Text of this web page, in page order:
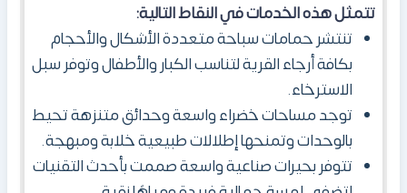
تتمثل هذه الخدمات في النقاط التالية:
تنتشر حمامات سباحة متعددة الأشكال والأحجام
بكافة أرجاء القرية لتناسب الكبار والأطفال وتوفر سبل
الاسترخاء.
توجد مساحات خضراء واسعة وحدائق متنزهة تحيط
بالوحدات وتمنحها إطلالات طبيعية خلابة ومبهجة.
تتوفر بحيرات صناعية واسعة صممت بأحدث التقنيات